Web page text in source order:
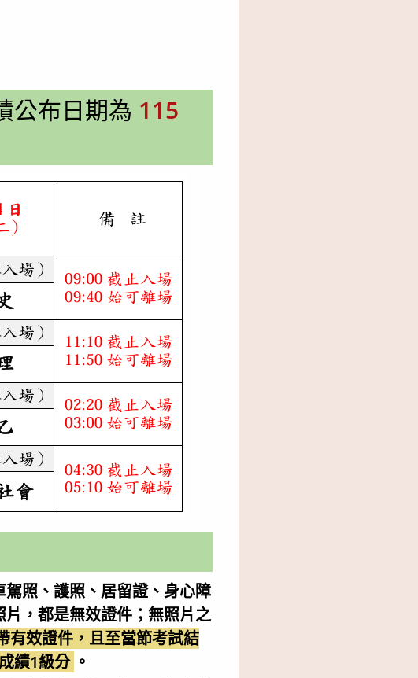
公布日期為 115
照、護照、居留證、身心障
，都是無效證件；無照片之
有效證件，且至當節考試結
績1級分 。